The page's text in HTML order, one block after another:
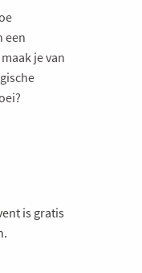
een
je van
is gratis